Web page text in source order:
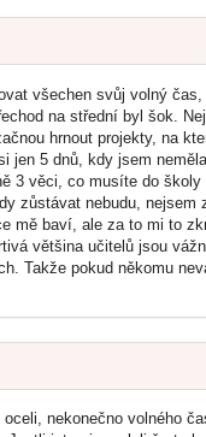
všechen svůj volný
na střední byl šok.
hrnout projekty, na
jen 5 dnů, kdy jsem
3 věci, co musíte do
zůstávat nebudu,
mě baví, ale za to mi to
většina učitelů jsou
Takže pokud někomu
nekonečno volného